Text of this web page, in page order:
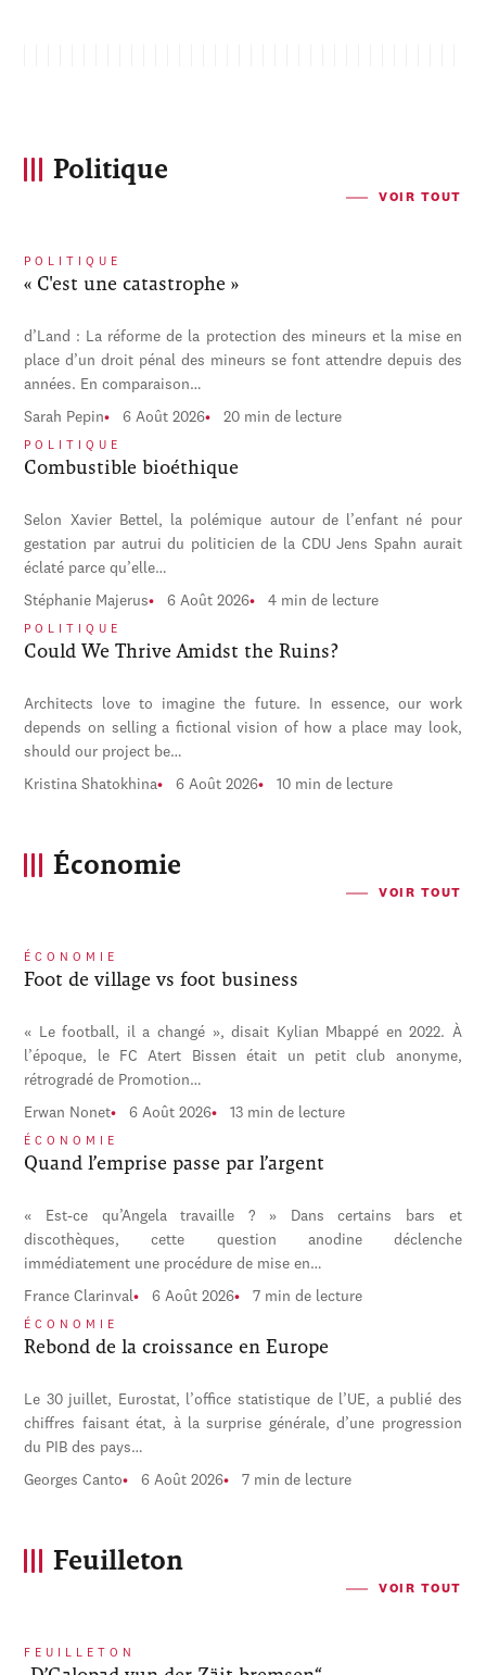
Politique
VOIR TOUT
POLITIQUE
« C'est une catastrophe »
d’Land : La réforme de la protection des mineurs et la mise en
place d’un droit pénal des mineurs se font attendre depuis des
années. En comparaison…
Sarah Pepin 6 Août 2026 20 min de lecture
POLITIQUE
Combustible bioéthique
Selon Xavier Bettel, la polémique autour de l’enfant né pour
gestation par autrui du politicien de la CDU Jens Spahn aurait
éclaté parce qu’elle…
Stéphanie Majerus 6 Août 2026 4 min de lecture
POLITIQUE
Could We Thrive Amidst the Ruins?
Architects love to imagine the future. In essence, our work
depends on selling a fictional vision of how a place may look,
should our project be…
Kristina Shatokhina 6 Août 2026 10 min de lecture
Économie
VOIR TOUT
ÉCONOMIE
Foot de village vs foot business
« Le football, il a changé », disait Kylian Mbappé en 2022. À
l’époque, le FC Atert Bissen était un petit club anonyme,
rétrogradé de Promotion…
Erwan Nonet 6 Août 2026 13 min de lecture
ÉCONOMIE
Quand l’emprise passe par l’argent
« Est-ce qu’Angela travaille ? » Dans certains bars et
discothèques, cette question anodine déclenche
immédiatement une procédure de mise en…
France Clarinval 6 Août 2026 7 min de lecture
ÉCONOMIE
Rebond de la croissance en Europe
Le 30 juillet, Eurostat, l’office statistique de l’UE, a publié des
chiffres faisant état, à la surprise générale, d’une progression
du PIB des pays…
Georges Canto 6 Août 2026 7 min de lecture
Feuilleton
VOIR TOUT
FEUILLETON